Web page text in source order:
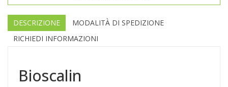
DESCRIZIONE
MODALITÀ DI SPEDIZIONE
RICHIEDI INFORMAZIONI
Bioscalin